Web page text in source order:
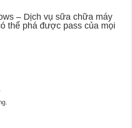
– Dịch vụ sữa chữa máy
thể phá được pass của mọi